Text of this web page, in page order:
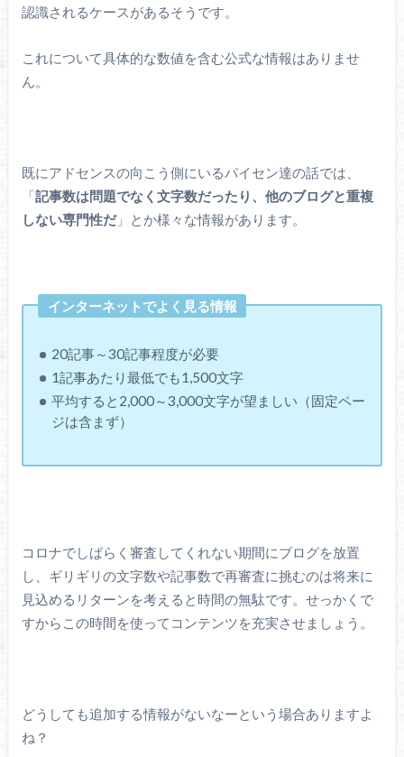
認識されるケースがあるそうです。
これについて具体的な数値を含む公式な情報はありませ
ん。
既にアドセンスの向こう側にいるパイセン達の話では、
「記事数は問題でなく文字数だったり、他のブログと重複
しない専門性だ」とか様々な情報があります。
インターネットでよく見る情報
20記事～30記事程度が必要
1記事あたり最低でも1,500文字
平均すると2,000～3,000文字が望ましい（固定ペー
ジは含まず）
コロナでしばらく審査してくれない期間にブログを放置
し、ギリギリの文字数や記事数で再審査に挑むのは将来に
見込めるリターンを考えると時間の無駄です。せっかくで
すからこの時間を使ってコンテンツを充実させましょう。
どうしても追加する情報がないなーという場合ありますよ
ね？